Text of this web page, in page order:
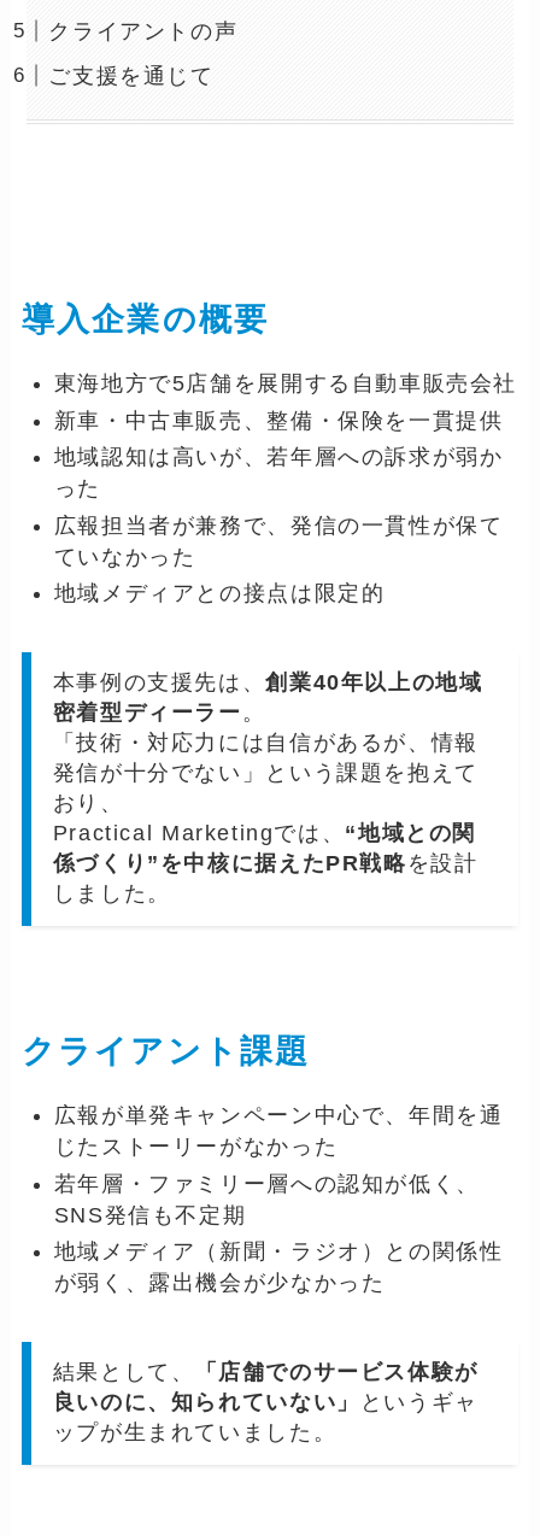
クライアントの声
ご支援を通じて
導入企業の概要
東海地方で5店舗を展開する自動車販売会社
新車・中古車販売、整備・保険を一貫提供
地域認知は高いが、若年層への訴求が弱か
った
広報担当者が兼務で、発信の一貫性が保て
ていなかった
地域メディアとの接点は限定的
本事例の支援先は、創業40年以上の地域
密着型ディーラー 。
「技術・対応力には自信があるが、情報
発信が十分でない」という課題を抱えて
おり、
Practical Marketingでは、 “地域との関
係づくり”を中核に据えたPR戦略 を設計
しました。
クライアント課題
広報が単発キャンペーン中心で、年間を通
じたストーリーがなかった
若年層・ファミリー層への認知が低く、
SNS発信も不定期
地域メディア（新聞・ラジオ）との関係性
が弱く、露出機会が少なかった
結果として、
「店舗でのサービス体験が
良いのに、知られていない」
というギャ
ップが生まれていました。